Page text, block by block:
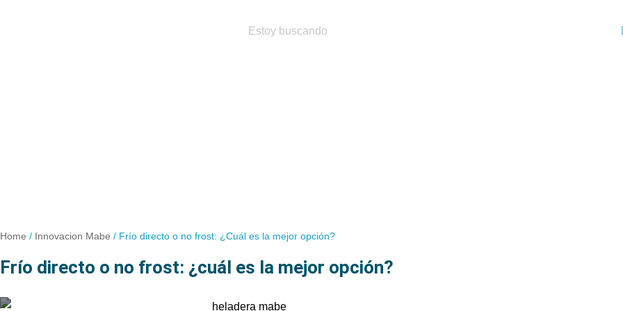
Home / Innovacion Mabe / Frío directo o no frost: ¿Cuál es la mejor opción?
frío directo o no frost: ¿cuál es la mejor opción?